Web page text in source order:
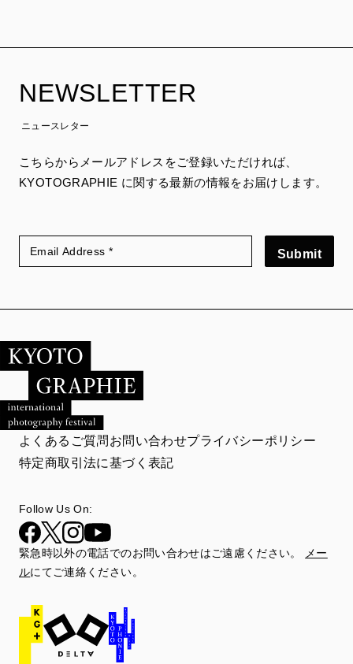
NEWSLETTER
ニュースレター
こちらからメールアドレスをご登録いただければ、
KYOTOGRAPHIE に関する最新の情報をお届けします。
Submit
よくあるご質問 お問い合わせプライバシーポリシー
特定商取引法に基づく表記
Follow Us On:
緊急時以外の電話でのお問い合わせはご遠慮ください。
メー
ルにてご連絡ください。